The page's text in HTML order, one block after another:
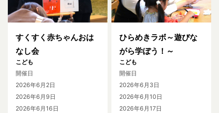
すくすく赤ちゃんおは
なし会
こども
開催日
2026年6月2日
2026年6月9日
2026年6月16日
ひらめきラボ～遊びな
がら学ぼう！～
こども
開催日
2026年6月3日
2026年6月10日
2026年6月17日